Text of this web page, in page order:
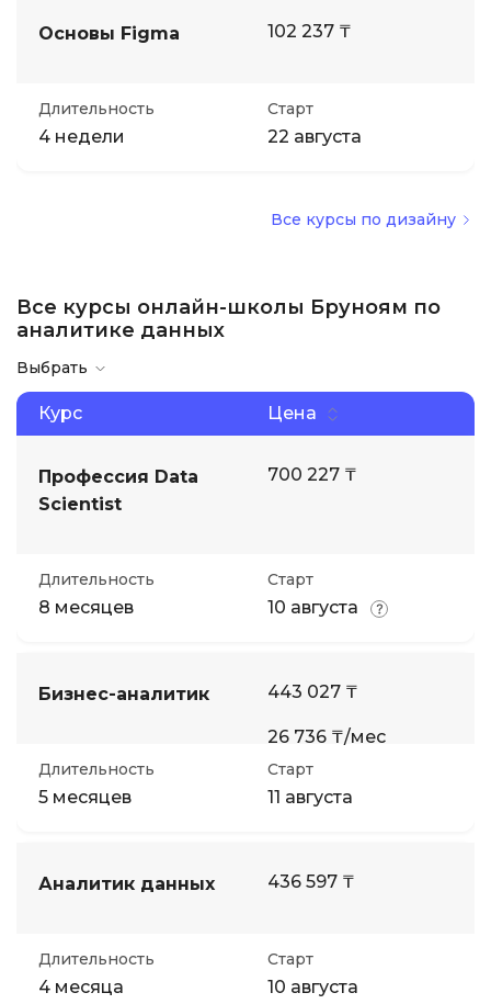
Основы Figma 102 237 ₸
Длительность
4 недели
Старт
22 августа
Все курсы по дизайну
Все курсы онлайн-школы Бруноям по
аналитике данных
Выбрать
Курс Цена
Профессия Data
Scientist
700 227 ₸
Длительность
8 месяцев
Старт
10 августа
Бизнес-аналитик 443 027 ₸
26 736 ₸/мес
Длительность
5 месяцев
Старт
11 августа
Аналитик данных 436 597 ₸
Длительность
4 месяца
Старт
10 августа